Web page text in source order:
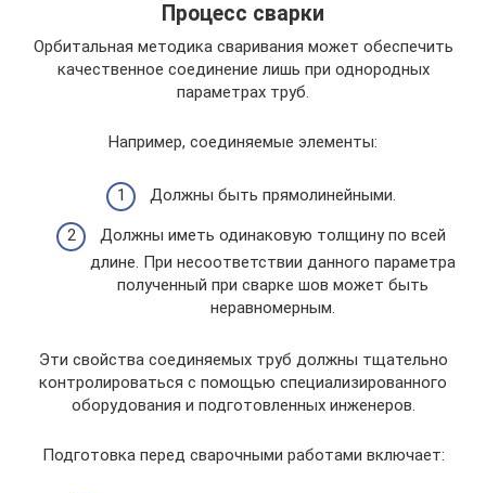
Процесс сварки
Орбитальная методика сваривания может обеспечить
качественное соединение лишь при однородных
параметрах труб.
Например, соединяемые элементы:
Должны быть прямолинейными.
Должны иметь одинаковую толщину по всей
длине. При несоответствии данного параметра
полученный при сварке шов может быть
неравномерным.
Эти свойства соединяемых труб должны тщательно
контролироваться с помощью специализированного
оборудования и подготовленных инженеров.
Подготовка перед сварочными работами включает: